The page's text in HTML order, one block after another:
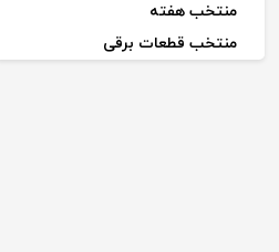
منتخب هفته
منتخب قطعات برقی